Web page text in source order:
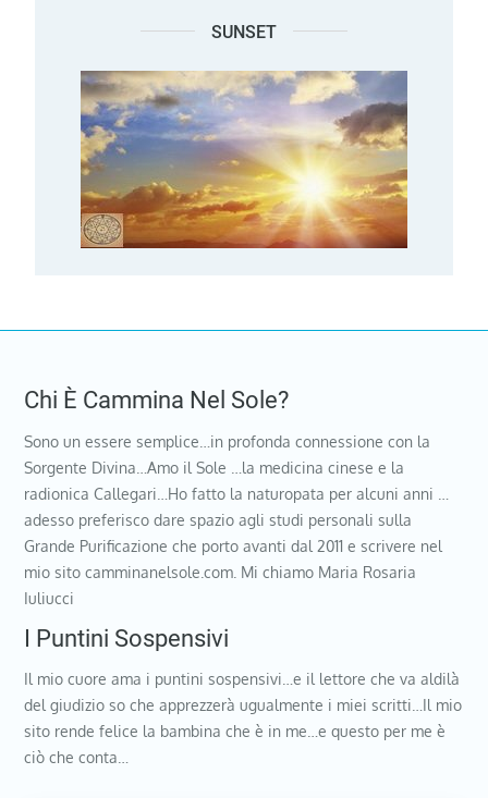
SUNSET
Chi È Cammina Nel Sole?
Sono un essere semplice…in profonda connessione con la
Sorgente Divina…Amo il Sole …la medicina cinese e la
radionica Callegari…Ho fatto la naturopata per alcuni anni …
adesso preferisco dare spazio agli studi personali sulla
Grande Purificazione che porto avanti dal 2011 e scrivere nel
mio sito camminanelsole.com. Mi chiamo Maria Rosaria
Iuliucci
I Puntini Sospensivi
Il mio cuore ama i puntini sospensivi…e il lettore che va aldilà
del giudizio so che apprezzerà ugualmente i miei scritti…Il mio
sito rende felice la bambina che è in me…e questo per me è
ciò che conta…